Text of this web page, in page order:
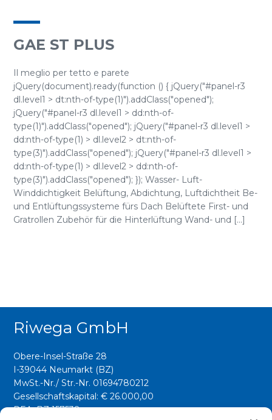
GAE ST PLUS
Il meglio per tetto e parete
jQuery(document).ready(function () { jQuery("#panel-r3
dl.level1 > dt:nth-of-type(1)").addClass("opened");
jQuery("#panel-r3 dl.level1 > dd:nth-of-
type(1)").addClass("opened"); jQuery("#panel-r3 dl.level1 >
dd:nth-of-type(1) > dl.level2 > dt:nth-of-
type(3)").addClass("opened"); jQuery("#panel-r3 dl.level1 >
dd:nth-of-type(1) > dl.level2 > dd:nth-of-
type(3)").addClass("opened"); }); Wasser- Luft-
Winddichtigkeit Belüftung, Abdichtung, Luftdichtheit Be-
und Entlüftungssysteme fürs Dach Belüftete First- und
Gratrollen Zubehör für die Hinterlüftung Wand- und [...]
Riwega GmbH
Obere-Insel-Straße 28
I-39044 Neumarkt (BZ)
MwSt.-Nr./ Str.-Nr. 01694780212
Gesellschaftskapital: € 26.000,00
REA: BZ 157538